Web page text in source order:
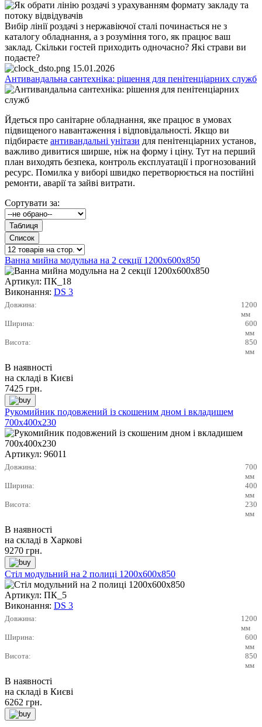
Вибір лінії роздачі з нержавіючої сталі починається не з
каталогу обладнання, а з розуміння того, як працює ваш
заклад. Скільки гостей приходить одночасно? Які страви ви
подаєте?
15.01.2026
Антивандальна сантехніка: рішення для пенітенціарних служб
Йдеться про санітарне обладнання, яке працює в умовах
підвищеного навантаження і відповідальності. Якщо ви
підбираєте антивандальні унітази для пенітенціарних установ,
важливо дивитися ширше, ніж на форму і ціну. Тут на перший
план виходять безпека, контроль експлуатації і прогнозований
ресурс. Помилка у виборі швидко перетворюється на постійні
ремонти, аварії та зайві витрати.
Сортувати за:
Ванна мийна модульна на 2 секції 1200х600х850
Артикул: ПК_18
Виконання: DS 3
Довжина:
1200
мм
Ширина:
600
мм
Висота:
850
мм
В наявності
на складі в Києві
7425 грн.
Рукомийник подовжений із скошеним дном і вкладишем
700х400х230
Артикул: 96011
Довжина:
700
мм
Ширина:
400
мм
Висота:
230
мм
В наявності
на складі в Харкові
9270 грн.
Стіл модульний на 2 полиці 1200х600х850
Артикул: ПК_5
Виконання: DS 3
Довжина:
1200
мм
Ширина:
600
мм
Висота:
850
мм
В наявності
на складі в Києві
6262 грн.